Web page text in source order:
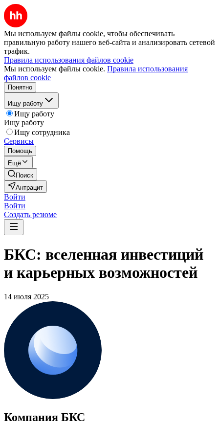
Мы используем файлы cookie, чтобы обеспечивать
правильную работу нашего веб-сайта и анализировать сетевой
трафик.
Правила использования файлов cookie
Мы используем файлы cookie. Правила использования
файлов cookie
Понятно
Ищу работу
Ищу работу
Ищу работу
Ищу сотрудника
Сервисы
Помощь
Ещё
Поиск
Антрацит
Войти
Войти
Создать резюме
БКС: вселенная инвестиций
и карьерных возможностей
14 июля 2025
Компания БКС